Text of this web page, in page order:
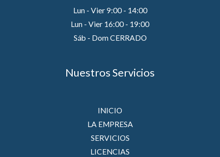
Lun - Vier 9:00 - 14:00
Lun - Vier 16:00 - 19:00
Sáb - Dom CERRADO
Nuestros Servicios
INICIO
LA EMPRESA
SERVICIOS
LICENCIAS